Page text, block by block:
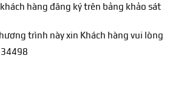
hàng đăng ký trên bảng khảo sát
trình này xin Khách hàng vui lòng